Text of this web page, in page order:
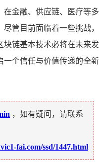
在金融、供应链、医疗等多
管目前面临着一些挑战，
块链基本技术必将在未来发
一个信任与价值传递的全新
，如有疑问，请联系
fai.com/ssd/1447.html